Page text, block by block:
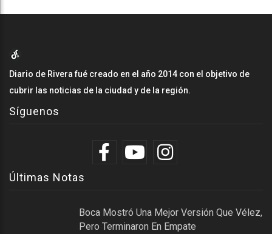
Diario de Rivera fué creado en el año 2014 con el objetivo de
cubrir las noticias de la ciudad y de la región.
Síguenos
Últimas Notas
Boca Mostró Una Mejor Versión Que Vélez,
Pero Terminaron En Empate